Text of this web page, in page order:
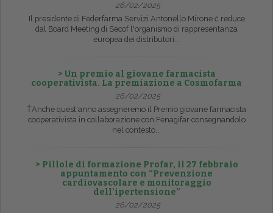
26/02/2025
Il presidente di Federfarma Servizi Antonello Mirone č reduce
dal Board Meeting di Secof l'organismo di rappresentanza
europea dei distributori...
> Un premio al giovane farmacista
cooperativista. La premiazione a Cosmofarma
26/02/2025
ŤAnche quest'anno assegneremo il Premio giovane farmacista
cooperativista in collaborazione con Fenagifar consegnandolo
nel contesto...
> Pillole di formazione Profar, il 27 febbraio
appuntamento con “Prevenzione
cardiovascolare e monitoraggio
dell’ipertensione”
26/02/2025